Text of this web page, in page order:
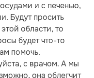
и с печенью,
Будут просить
области, то
будет что-то
помочь.
с врачом. А мы
она облегчит